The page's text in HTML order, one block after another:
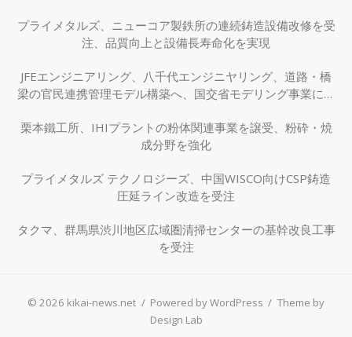
プライメタルズ、ニューコア製鉄所の連続鋳造設備改修を受
注、品質向上と設備長寿命化を実現
JFEエンジニアリング、八千代エンジニヤリング、道路・橋
梁の官民連携管理モデル構築へ、国交省モデリング事業に採
栗本鐵工所、IHIプラントの粉体関連事業を譲受、粉砕・焼
成分野を強化
プライメタルズ テクノロジーズ、中国WISCO向けCSP鋳造
圧延ライン改造を受注
タクマ、群馬県渋川地区広域圏清掃センターの基幹改良工事
を受注
© 2026 kikai-news.net / Powered by WordPress / Theme by
Design Lab